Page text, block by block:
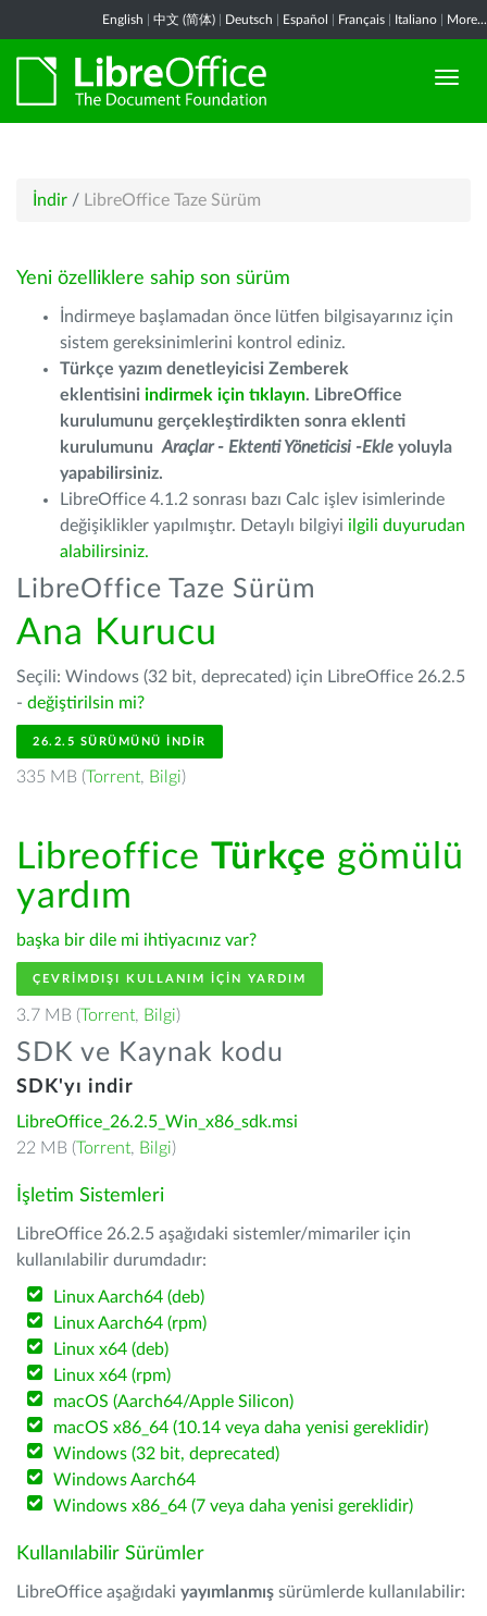
English 中文 (简体) Deutsch Español Français Italiano More...
İndir / LibreOffice Taze Sürüm
Yeni özelliklere sahip son sürüm
İndirmeye başlamadan önce lütfen bilgisayarınız için
sistem gereksinimlerini kontrol ediniz.
Türkçe yazım denetleyicisi Zemberek
eklentisini indirmek için tıklayın. LibreOffice
kurulumunu gerçekleştirdikten sonra eklenti
kurulumunu Araçlar - Ektenti Yöneticisi -Ekle yoluyla
yapabilirsiniz.
LibreOffice 4.1.2 sonrası bazı Calc işlev isimlerinde
değişiklikler yapılmıştır. Detaylı bilgiyi ilgili duyurudan
alabilirsiniz.
LibreOffice Taze Sürüm
Ana Kurucu
Seçili: Windows (32 bit, deprecated) için LibreOffice 26.2.5
- değiştirilsin mi?
26.2.5 SÜRÜMÜNÜ İNDIR
335 MB (Torrent, Bilgi)
Libreoffice Türkçe gömülü
yardım
başka bir dile mi ihtiyacınız var?
ÇEVRIMDIŞI KULLANIM IÇIN YARDIM
3.7 MB (Torrent, Bilgi)
SDK ve Kaynak kodu
SDK'yı indir
LibreOffice_26.2.5_Win_x86_sdk.msi
22 MB (Torrent, Bilgi)
İşletim Sistemleri
LibreOffice 26.2.5 aşağıdaki sistemler/mimariler için
kullanılabilir durumdadır:
Linux Aarch64 (deb)
Linux Aarch64 (rpm)
Linux x64 (deb)
Linux x64 (rpm)
macOS (Aarch64/Apple Silicon)
macOS x86_64 (10.14 veya daha yenisi gereklidir)
Windows (32 bit, deprecated)
Windows Aarch64
Windows x86_64 (7 veya daha yenisi gereklidir)
Kullanılabilir Sürümler
LibreOffice aşağıdaki yayımlanmış sürümlerde kullanılabilir: